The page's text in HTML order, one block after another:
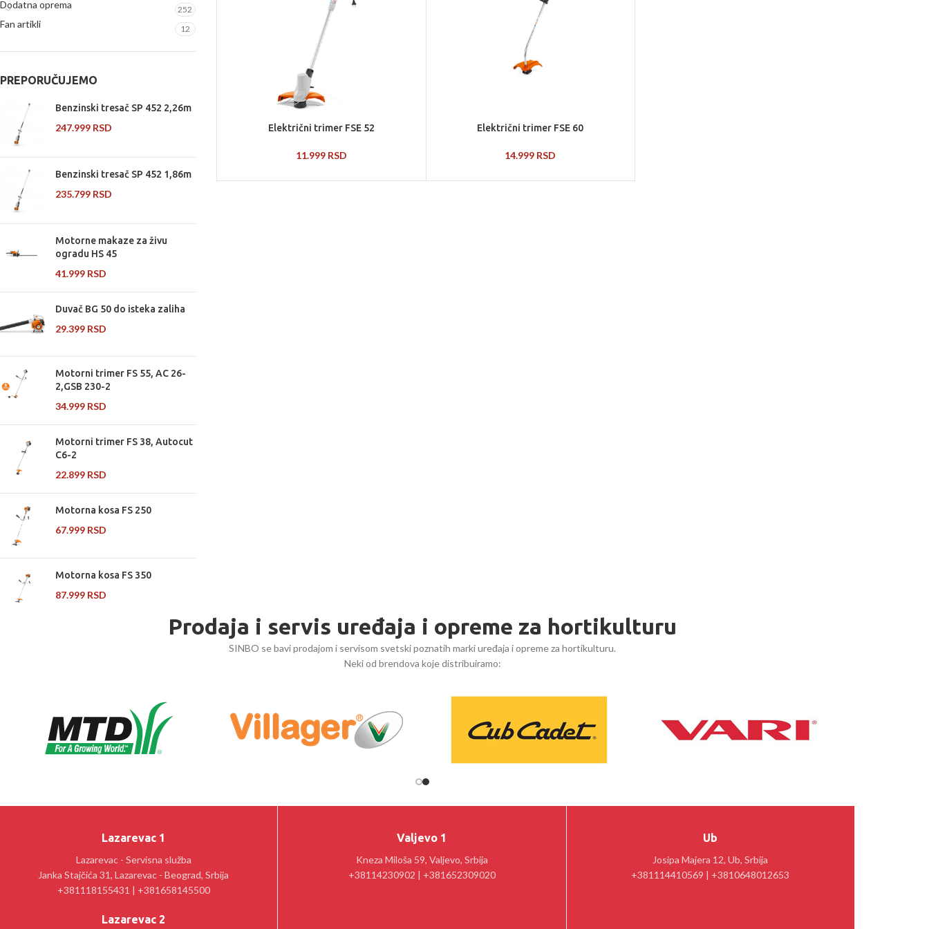
Dodatna oprema 252
Fan artikli 12
PREPORUČUJEMO
Benzinski tresač SP 452 2,26m
247.999 RSD
Benzinski tresač SP 452 1,86m
235.799 RSD
Motorne makaze za živu
ogradu HS 45
41.999 RSD
Duvač BG 50 do isteka zaliha
29.399 RSD
Motorni trimer FS 55, AC 26-
2,GSB 230-2
34.999 RSD
Motorni trimer FS 38, Autocut
C6-2
22.899 RSD
Motorna kosa FS 250
67.999 RSD
Motorna kosa FS 350
87.999 RSD
Električni trimer FSE 52
11.999 RSD
Električni trimer FSE 60
14.999 RSD
Prodaja i servis uređaja i opreme za hortikulturu
SINBO se bavi prodajom i servisom svetski poznatih marki uređaja i opreme za hortikulturu.
Neki od brendova koje distribuiramo:
Lazarevac 1
Lazarevac - Servisna služba
Janka Stajčića 31, Lazarevac - Beograd, Srbija
+381118155431 | +381658145500
Lazarevac 2
Valjevo 1
Kneza Miloša 59, Valjevo, Srbija
+38114230902 | +381652309020
Ub
Josipa Majera 12, Ub, Srbija
+381114410569 | +3810648012653